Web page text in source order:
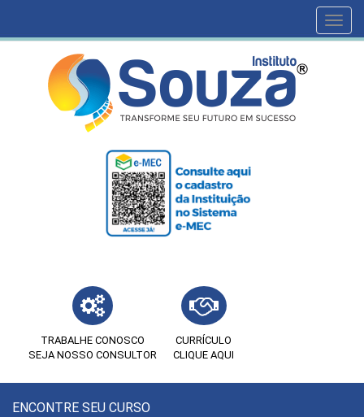
TRABALHE CONOSCO
SEJA NOSSO CONSULTOR
CURRÍCULO
CLIQUE AQUI
ENCONTRE SEU CURSO